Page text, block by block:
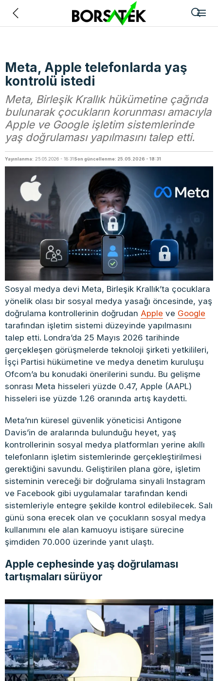
Meta, Apple telefonlarda yaş
kontrolü istedi
Meta, Birleşik Krallık hükümetine çağrıda
bulunarak çocukların korunması amacıyla
Apple ve Google işletim sistemlerinde
yaş doğrulaması yapılmasını talep etti.
Yayınlanma: 25.05.2026 - 18:31Son güncellenme: 25.05.2026 - 18:31
Sosyal medya devi Meta, Birleşik Krallık’ta çocuklara
yönelik olası bir sosyal medya yasağı öncesinde, yaş
doğrulama kontrollerinin doğrudan Apple ve Google
tarafından işletim sistemi düzeyinde yapılmasını
talep etti. Londra’da 25 Mayıs 2026 tarihinde
gerçekleşen görüşmelerde teknoloji şirketi yetkilileri,
İşçi Partisi hükümetine ve medya denetim kuruluşu
Ofcom’a bu konudaki önerilerini sundu. Bu gelişme
sonrası Meta hisseleri yüzde 0.47, Apple (AAPL)
hisseleri ise yüzde 1.26 oranında artış kaydetti.
Meta’nın küresel güvenlik yöneticisi Antigone
Davis’in de aralarında bulunduğu heyet, yaş
kontrollerinin sosyal medya platformları yerine akıllı
telefonların işletim sistemlerinde gerçekleştirilmesi
gerektiğini savundu. Geliştirilen plana göre, işletim
sisteminin vereceği bir doğrulama sinyali Instagram
ve Facebook gibi uygulamalar tarafından kendi
sistemleriyle entegre şekilde kontrol edilebilecek. Salı
günü sona erecek olan ve çocukların sosyal medya
kullanımını ele alan kamuoyu istişare sürecine
şimdiden 70.000 üzerinde yanıt ulaştı.
Apple cephesinde yaş doğrulaması
tartışmaları sürüyor